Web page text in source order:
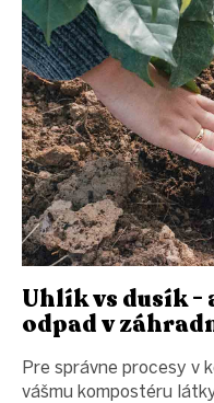
Vianoce
pre
všetkých
Náš
výber
Prihlásenie
Uhlík vs dusík
odpad v
Pre správne procesy v
vášmu kompostéru